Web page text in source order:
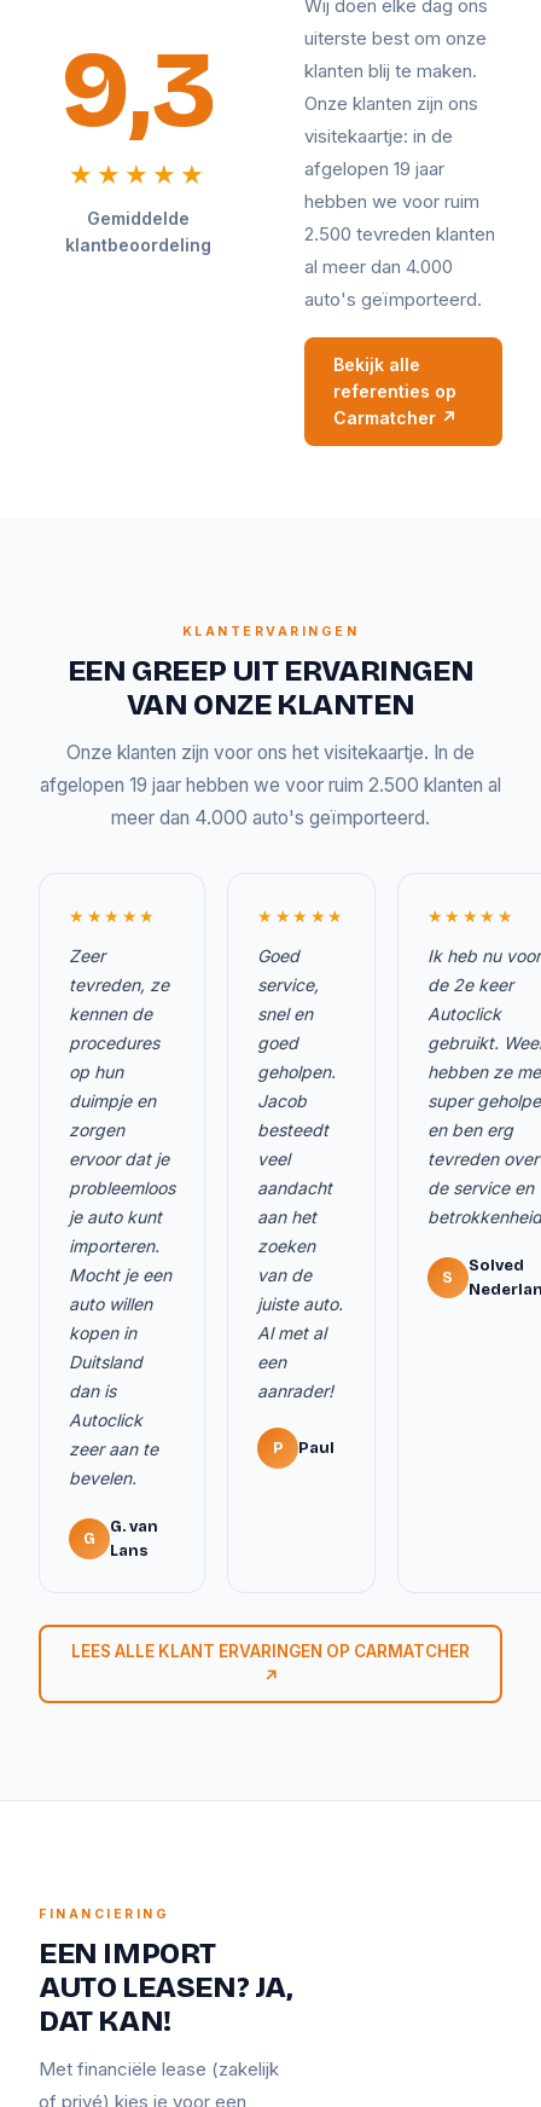
9,3
★★★★★
Gemiddelde
klantbeoordeling
Wij doen elke dag ons
uiterste best om onze
klanten blij te maken.
Onze klanten zijn ons
visitekaartje: in de
afgelopen 19 jaar
hebben we voor ruim
2.500 tevreden klanten
al meer dan 4.000
auto's geïmporteerd.
Bekijk alle
referenties op
Carmatcher ↗
KLANTERVARINGEN
EEN GREEP UIT ERVARINGEN
VAN ONZE KLANTEN
Onze klanten zijn voor ons het visitekaartje. In de
afgelopen 19 jaar hebben we voor ruim 2.500 klanten al
meer dan 4.000 auto's geïmporteerd.
★★★★★
Zeer
tevreden, ze
kennen de
procedures
op hun
duimpje en
zorgen
ervoor dat je
probleemloos
je auto kunt
importeren.
Mocht je een
auto willen
kopen in
Duitsland
dan is
Autoclick
zeer aan te
bevelen.
G
G. van
Lans
★★★★★
Goed
service,
snel en
goed
geholpen.
Jacob
besteedt
veel
aandacht
aan het
zoeken
van de
juiste auto.
Al met al
een
aanrader!
P Paul
★★★★★
Ik heb nu voor
de 2e keer
Autoclick
gebruikt.
hebben ze me
super
en ben erg
tevreden over
de service en
S
Solved
LEES ALLE KLANT ERVARINGEN OP CARMATCHER
↗
FINANCIERING
EEN IMPORT
AUTO LEASEN? JA,
DAT KAN!
Met financiële lease (zakelijk
of privé) kies je voor een